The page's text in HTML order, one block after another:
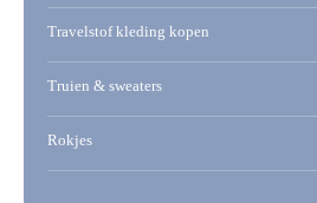
Travelstof kleding kopen
Truien & sweaters
Rokjes